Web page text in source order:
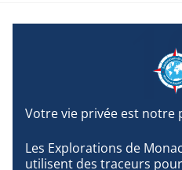
Les Explorations de
utilisent des traceurs